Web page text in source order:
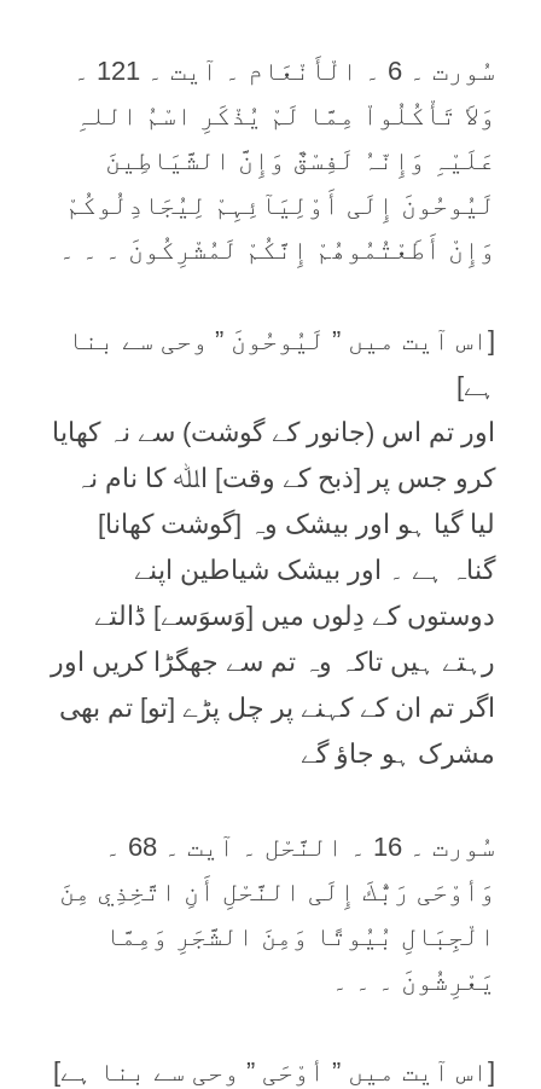
سُورت ۔ 6 ۔ الْأَنْعَام ۔ آیت ۔ 121 ۔
وَلاَ تَأْكُلُواْ مِمَّا لَمْ يُذْكَرِ اسْمُ اللہِ
عَلَيْہِ وَإِنّہُ لَفِسْقٌ وَإِنَّ الشَّيَاطِينَ
لَيُوحُونَ إِلَی أَوْلِيَآئِہِمْ لِيُجَادِلُوكُمْ
وَإِنْ أَطَعْتُمُوھُمْ إِنَّكُمْ لَمُشْرِكُونَ ۔ ۔ ۔
[اس آیت میں ” لَيُوحُونَ ” وحی سے بنا
ہے]
اور تم اس (جانور کے گوشت) سے نہ کھایا
کرو جس پر [ذبح کے وقت] اﷲ کا نام نہ
لیا گیا ہو اور بیشک وہ [گوشت کھانا]
گناہ ہے ۔ اور بیشک شیاطین اپنے
دوستوں کے دِلوں میں [وَسوَسے] ڈالتے
رہتے ہیں تاکہ وہ تم سے جھگڑا کریں اور
اگر تم ان کے کہنے پر چل پڑے [تو] تم بھی
مشرک ہو جاؤ گے
سُورت ۔ 16 ۔ النَّحْل ۔ آیت ۔ 68 ۔
وَأوْحَی رَبُّكَ إِلَی النَّحْلِ أَنِ اتَّخِذِي مِنَ
الْجِبَالِ بُيُوتًا وَمِنَ الشَّجَرِ وَمِمَّا
يَعْرِشُونَ ۔ ۔ ۔
[اس آیت میں ” أوْحَی ” وحی سے بنا ہے]